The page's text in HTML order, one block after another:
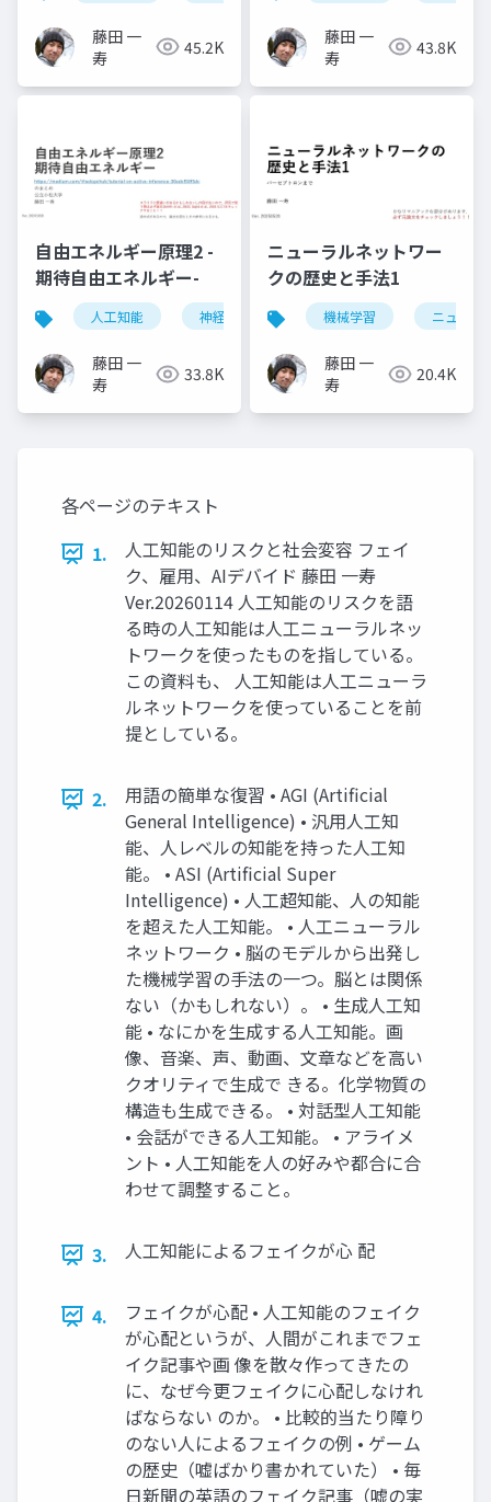
藤田 一
寿
45.2K
藤田 一
寿
43.8K
自由エネルギー原理2 -
期待自由エネルギー-
人工知能 神経科学
藤田 一
寿
33.8K
ニューラルネットワー
クの歴史と手法1
機械学習 ニューラ
藤田 一
寿
20.4K
各ページのテキスト
1.
人工知能のリスクと社会変容 フェイ
ク、雇用、AIデバイド 藤田 一寿
Ver.20260114 人工知能のリスクを語
る時の人工知能は人工ニューラルネッ
トワークを使ったものを指している。
この資料も、 人工知能は人工ニューラ
ルネットワークを使っていることを前
提としている。
2.
用語の簡単な復習 • AGI (Artificial
General Intelligence) • 汎用人工知
能、人レベルの知能を持った人工知
能。 • ASI (Artificial Super
Intelligence) • 人工超知能、人の知能
を超えた人工知能。 • 人工ニューラル
ネットワーク • 脳のモデルから出発し
た機械学習の手法の一つ。脳とは関係
ない（かもしれない）。 • 生成人工知
能 • なにかを生成する人工知能。画
像、音楽、声、動画、文章などを高い
クオリティで生成で きる。化学物質の
構造も生成できる。 • 対話型人工知能
• 会話ができる人工知能。 • アライメ
ント • 人工知能を人の好みや都合に合
わせて調整すること。
3. 人工知能によるフェイクが心 配
4.
フェイクが心配 • 人工知能のフェイク
が心配というが、人間がこれまでフェ
イク記事や画 像を散々作ってきたの
に、なぜ今更フェイクに心配しなけれ
ばならない のか。 • 比較的当たり障り
のない人によるフェイクの例 • ゲーム
の歴史（嘘ばかり書かれていた） • 毎
日新聞の英語のフェイク記事（嘘の実